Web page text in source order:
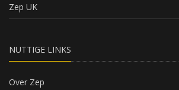
Zep UK
NUTTIGE LINKS
Over Zep